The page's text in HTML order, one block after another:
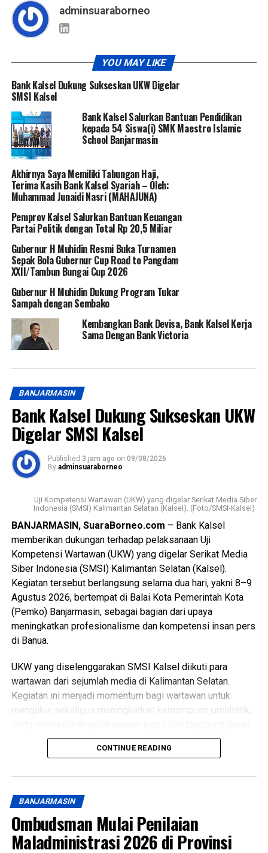
adminsuaraborneo
YOU MAY LIKE
Bank Kalsel Dukung Sukseskan UKW Digelar
SMSI Kalsel
Bank Kalsel Salurkan Bantuan Pendidikan
kepada 54 Siswa(i) SMK Maestro Islamic
School Banjarmasin
Akhirnya Saya Memiliki Tabungan Haji,
Terima Kasih Bank Kalsel Syariah – Oleh:
Muhammad Junaidi Nasri (MAHAJUNA)
Pemprov Kalsel Salurkan Bantuan Keuangan
Partai Politik dengan Total Rp 20,5 Miliar
Gubernur H Muhidin Resmi Buka Turnamen
Sepak Bola Gubernur Cup Road to Pangdam
XXII/Tambun Bungai Cup 2026
Gubernur H Muhidin Dukung Program Tukar
Sampah dengan Sembako
Kembangkan Bank Devisa, Bank Kalsel Kerja
Sama Dengan Bank Victoria
BANJARMASIN
Bank Kalsel Dukung Sukseskan UKW
Digelar SMSI Kalsel
Published 3 jam ago on 09/08/2026
By adminsuaraborneo
Uji Kompetensi Wartawan (UKW) yang digelar Serikat Media Siber
Indonesia (SMSI) Kalimantan Selatan (Kalsel). (Foto/SMSI-Kalsel)
BANJARMASIN, SuaraBorneo.com – Bank Kalsel
memberikan dukungan terhadap pelaksanaan Uji
Kompetensi Wartawan (UKW) yang digelar Serikat Media
Siber Indonesia (SMSI) Kalimantan Selatan (Kalsel).
Kegiatan tersebut berlangsung selama dua hari, yakni 8–9
Agustus 2026, bertempat di Balai Kota Pemerintah Kota
(Pemko) Banjarmasin, sebagai bagian dari upaya
meningkatkan profesionalisme dan kompetensi insan pers
di Banua.
UKW yang diselenggarakan SMSI Kalsel diikuti para
wartawan dari sejumlah media di Kalimantan Selatan.
Kegiatan ini menjadi momentum bagi wartawan untuk
mengukur sekaligus meningkatkan kemampuan jurnalistik,
profesi sesuai dengan standar kompetensi wartawan.
peningkatan kompetensi wartawan menjadi hal penting di
tengah perkembangan media digital yang semakin pesat.
Menurutnya, wartawan tidak hanya dituntut mampu
menyampaikan informasi secara cepat, tetapi juga harus
mengedepankan akurasi, keberimbangan, dan kode etik
CONTINUE READING
BANJARMASIN
Ombudsman Mulai Penilaian
Maladministrasi 2026 di Provinsi